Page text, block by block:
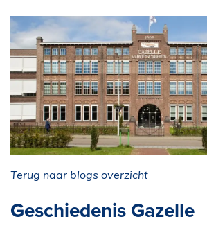
Fietsendragers
Leasefiets
Verhuur
Contact
[php snippet=16]
Reparatieplanner
E-Bike private shopping
Terug naar blogs overzicht
Geschiedenis Gazelle